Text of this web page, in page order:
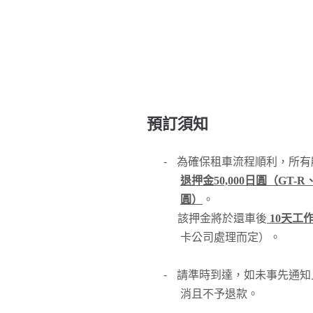
預訂須知
-
為確保租車流程順利，所
退押金50,000日圓（GT-R
圓）
。
該押金將於還車後 10天工
卡公司處理而定）。
-
請準時到達，如未事先通
消且不予退款。